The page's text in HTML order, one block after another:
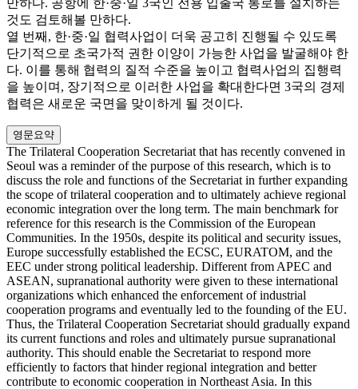
만하다. 공항에 한·중·일 3국인 전용 입출국 통로를 설치하는
것도 검토해볼 만하다.
열 번째, 한·중·일 협력사업이 더욱 공고히 진행될 수 있도록
단기적으로 초국가적 권한 이양이 가능한 사업을 발굴해야 한
다. 이를 통해 협력의 질적 수준을 높이고 협력사업의 집행력
을 높이며, 장기적으로 이러한 사업을 확대한다면 3국의 경제
협력은 새로운 국면을 맞이하게 될 것이다.
영문요약
The Trilateral Cooperation Secretariat that has recently convened in
Seoul was a reminder of the purpose of this research, which is to
discuss the role and functions of the Secretariat in further expanding
the scope of trilateral cooperation and to ultimately achieve regional
economic integration over the long term. The main benchmark for
reference for this research is the Commission of the European
Communities. In the 1950s, despite its political and security issues,
Europe successfully established the ECSC, EURATOM, and the
EEC under strong political leadership. Different from APEC and
ASEAN, supranational authority were given to these international
organizations which enhanced the enforcement of industrial
cooperation programs and eventually led to the founding of the EU.
Thus, the Trilateral Cooperation Secretariat should gradually expand
its current functions and roles and ultimately pursue supranational
authority. This should enable the Secretariat to respond more
efficiently to factors that hinder regional integration and better
contribute to economic cooperation in Northeast Asia. In this